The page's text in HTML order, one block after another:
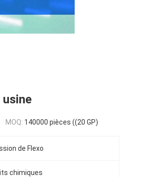
MOQ: 140000 pièces ((20 GP)
de Flexo
chimiques